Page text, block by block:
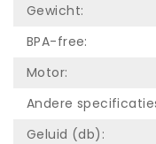
Gewicht:
BPA-free:
Motor:
Andere
Geluid (db):